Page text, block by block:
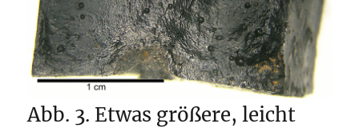
Abb. 3. Etwas größere, leicht